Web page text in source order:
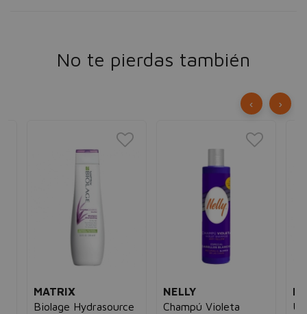
No te pierdas también
MATRIX
Biolage Hydrasource
NELLY
Champú Violeta
‹ ›